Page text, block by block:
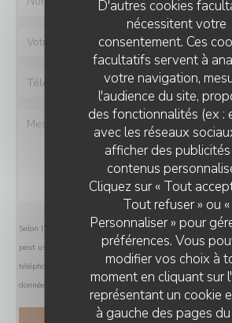
D'autres cookies
nécessitent votre
consentement. Ces
facultatifs servent à
votre navigation,
l'audience du site,
des fonctionnalités (ex :
avec les réseaux
afficher des
contenus
Cliquez sur « Tout
Tout refuser » ou «
Personnaliser » pour
préférences. Vous
modifier vos choix à
moment en cliquant sur
représentant un cookie
à gauche des pages
Selon l'article L.223-2 du code de la consommation, il est
peut user de son droit à s'inscrire sur la liste d'opposition
téléphonique Bloctel :
bloctel.gouv.fr . Pour plus
données, consultez notre
politique de confidentialité